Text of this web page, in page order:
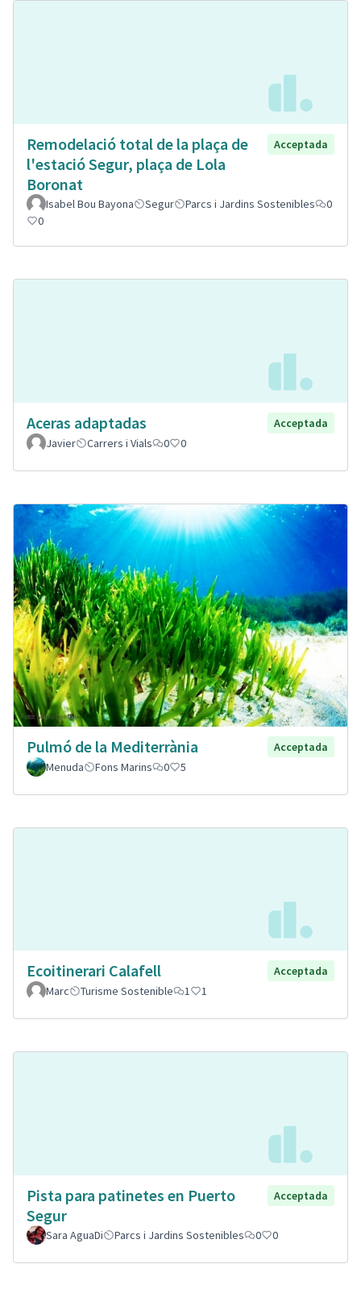
Remodelació total de la plaça de
l'estació Segur, plaça de Lola
Boronat
Acceptada
Isabel Bou Bayona Segur Parcs i Jardins Sostenibles
0
0
Aceras adaptadas
Acceptada
Javier
Carrers i Vials 0 0
Pulmó de la Mediterrània
Acceptada
Menuda
Fons Marins 0 5
Ecoitinerari Calafell
Acceptada
Marc
Turisme Sostenible 1 1
Pista para patinetes en Puerto
Segur
Acceptada
Sara AguaDi Parcs i Jardins Sostenibles 0 0